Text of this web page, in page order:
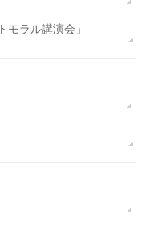
モラル講演会」